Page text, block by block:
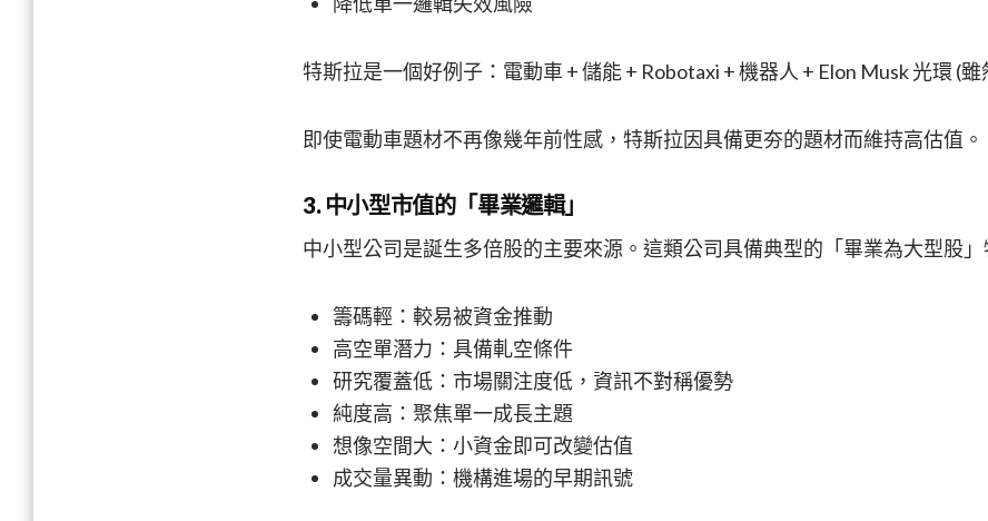
特斯拉是一個好例子：電動車 + 儲能 + Robotaxi + 機器人 + Elon Musk 光環 (
即使電動車題材不再像幾年前性感，特斯拉因具備更夯的題材而維持高估值。
3. 中小型市值的「畢業邏輯」
中小型公司是誕生多倍股的主要來源。這類公司具備典型的「畢業為大型股」
籌碼輕：較易被資金推動
高空單潛力：具備軋空條件
研究覆蓋低：市場關注度低，資訊不對稱優勢
純度高：聚焦單一成長主題
想像空間大：小資金即可改變估值
成交量異動：機構進場的早期訊號